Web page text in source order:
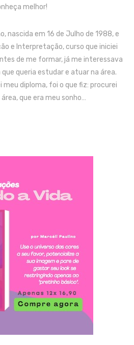
melhor!
nascida em 16 de Julho de 1988, e
e Interpretação, curso que iniciei
de me formar, já me interessava
queria estudar e atuar na área.
meu diploma, foi o que fiz: procurei
que era meu sonho…